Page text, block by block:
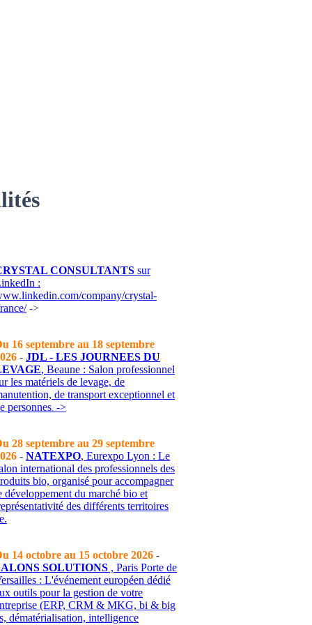
CONSULTANTS sur
:
company/crystal-
->
16 septembre au 18 septembre
- JDL - LES JOURNEES DU
, Beaune : Salon professionnel
les matériels de levage, de
de transport exceptionnel et
personnes ->
28 septembre au 29 septembre
- NATEXPO, Eurexpo Lyon : Le
international des professionnels des
bio, organisé pour accompagner
développement du marché bio et
des différents territoires
14 octobre au 15 octobre 2026 -
SOLUTIONS , Paris Porte de
: L'événement européen dédié
outils pour la gestion de votre
(ERP, CRM & MKG, bi & big
dématérialisation, intelligence